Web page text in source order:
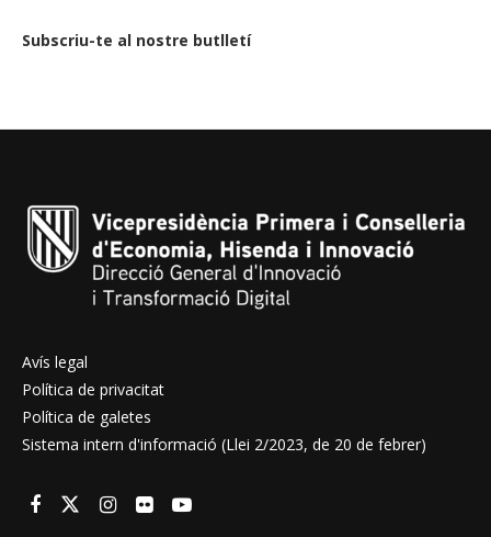
Subscriu-te al nostre butlletí
Avís legal
Política de privacitat
Política de galetes
Sistema intern d'informació (Llei 2/2023, de 20 de febrer)